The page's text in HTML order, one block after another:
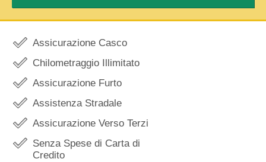
Assicurazione Casco
Chilometraggio Illimitato
Assicurazione Furto
Assistenza Stradale
Assicurazione Verso Terzi
Senza Spese di Carta di
Credito